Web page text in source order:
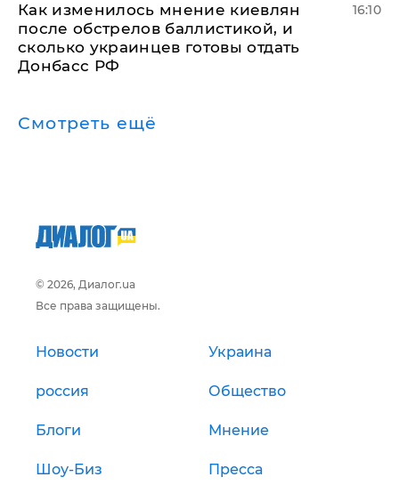
Как изменилось мнение киевлян
после обстрелов баллистикой, и
сколько украинцев готовы отдать
Донбасс РФ
16:10
Смотреть ещё
© 2026, Диалог.ua
Все права защищены.
Новости Украина
россия Общество
Блоги Мнение
Шоу-Биз Пресса